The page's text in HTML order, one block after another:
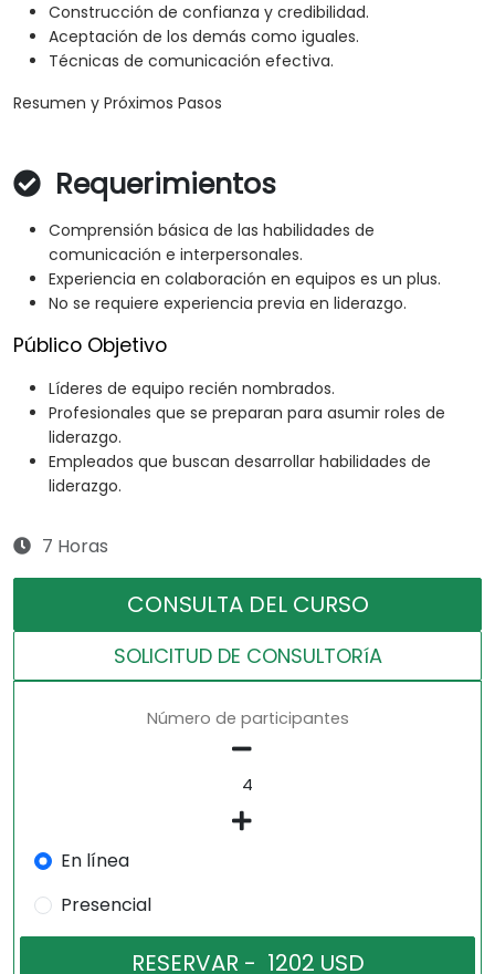
Construcción de confianza y credibilidad.
Aceptación de los demás como iguales.
Técnicas de comunicación efectiva.
Resumen y Próximos Pasos
Requerimientos
Comprensión básica de las habilidades de
comunicación e interpersonales.
Experiencia en colaboración en equipos es un plus.
No se requiere experiencia previa en liderazgo.
Público Objetivo
Líderes de equipo recién nombrados.
Profesionales que se preparan para asumir roles de
liderazgo.
Empleados que buscan desarrollar habilidades de
liderazgo.
7 Horas
CONSULTA DEL CURSO
SOLICITUD DE CONSULTORíA
Número de participantes
En línea
Presencial